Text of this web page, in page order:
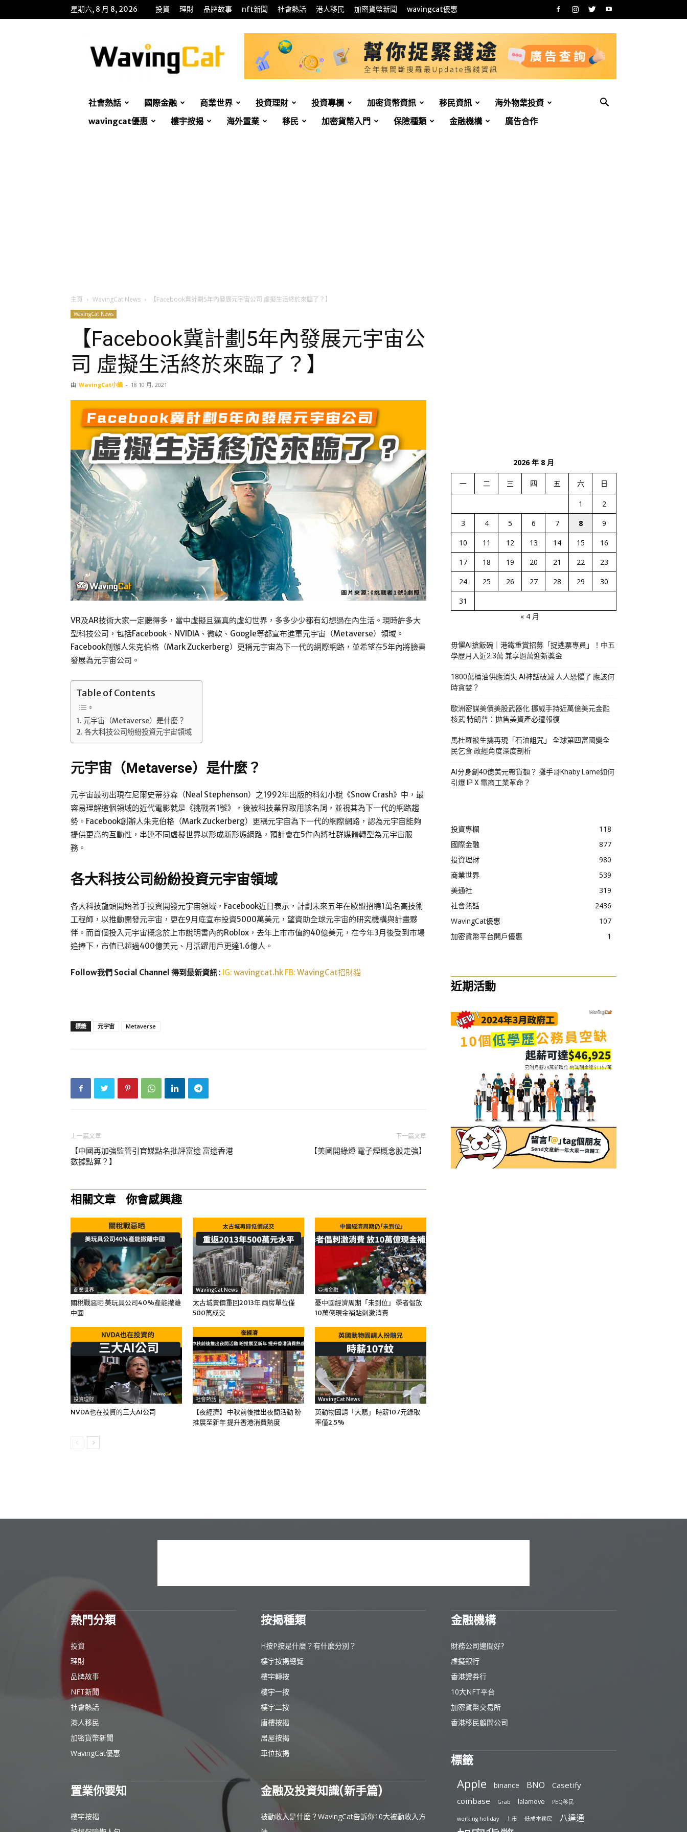
星期六, 8 月 8, 2026 投資 理財 品牌故事 nft新聞 社會熱話 港人移民 加密貨幣新聞 wavingcat優惠
招
財
貓
社會熱話 國際金融 商業世界 投資理財 投資專欄 加密貨幣資訊 移民資訊
海外物業投資
wavingcat優惠
樓宇按揭 海外置業 移民 加密貨幣入門 保險種類 金融機構 廣告合作
主頁 WavingCat News 【Facebook冀計劃5年內發展元宇宙公司 虛擬生活終於來臨了？】
WavingCat News
【Facebook冀計劃5年內發展元宇宙公
司 虛擬生活終於來臨了？】
由 WavingCat小編 - 18 10 月, 2021
VR及AR技術大家一定聽得多，當中虛擬且逼真的虛幻世界，多多少少都有幻想過在內生活。現時許多大
型科技公司，包括Facebook、NVIDIA、微軟、Google等都宣布進軍元宇宙（Metaverse）領域。
Facebook創辦人朱克伯格（Mark Zuckerberg）更稱元宇宙為下一代的網際網路，並希望在5年內將臉書
發展為元宇宙公司。
Table of Contents
元宇宙（Metaverse）是什麼？
各大科技公司紛紛投資元宇宙領域
元宇宙（Metaverse）是什麼？
元宇宙最初出現在尼爾史蒂芬森（Neal Stephenson）之1992年出版的科幻小說《Snow Crash》中，最
容易理解這個領域的近代電影就是《挑戰者1號》，後被科技業界取用該名詞，並視其為下一代的網路趨
勢。Facebook創辦人朱克伯格（Mark Zuckerberg）更稱元宇宙為下一代的網際網路，認為元宇宙能夠
提供更高的互動性，串連不同虛擬世界以形成新形態網路，預計會在5件內將社群媒體轉型為元宇宙服
務。
各大科技公司紛紛投資元宇宙領域
各大科技龍頭開始著手投資開發元宇宙領域，Facebook近日表示，計劃未來五年在歐盟招聘1萬名高技術
工程師，以推動開發元宇宙，更在9月底宣布投資5000萬美元，望資助全球元宇宙的研究機構與計畫夥
伴。而首個投入元宇宙概念於上市說明書內的Roblox，去年上市市值約40億美元，在今年3月後受到市場
追捧下，市值已超過400億美元、月活躍用戶更達1.6億人。
Follow我們 Social Channel 得到最新資訊 : IG: wavingcat.hkFB: WavingCat招財貓
標籤 元宇宙 Metaverse
上一篇文章
【中國再加強監管引官媒點名批評富途 富途香港
數據點算？】
下一篇文章
【美國開綠燈 電子煙概念股走強】
相關文章 你會感興趣
商業世界
關稅戰惡晒 美玩具公司40%產能撤離
中國
WavingCat News
太古城賣價重回2013年 兩房單位僅
500萬成交
亞洲金融
憂中國經濟周期「未到位」 學者倡放
10萬億現金補貼刺激消費
投資理財
NVDA也在投資的三大AI公司
社會熱話
【夜經濟】 中秋前後推出夜間活動 盼
推展至新年 提升香港消費熱度
WavingCat News
英動物園請「大鵰」 時薪107元錄取
率僅2.5%
2026 年 8 月
一 二 三 四 五 六 日
1
2
3
4 5 6 7 8
9
10
11 12 13 14 15
16
17
18 19 20 21 22
23
24
25 26 27 28 29
30
31
« 4 月
毋懼AI搶飯碗｜港鐵重賞招募「捉逃票專員」！中五
學歷月入近2.3萬 兼享過萬迎新獎金
1800萬桶油供應消失 AI神話破滅 人人恐懼了 應該何
時貪婪？
歐洲密謀美債美股武器化 挪威手持近萬億美元金融
核武 特朗普：拋售美資產必遭報復
馬杜羅被生擒再現「石油詛咒」 全球第四富國變全
民乞食 政經角度深度剖析
AI分身創40億美元帶貨額？ 攤手哥Khaby Lame如何
引爆 IP X 電商工業革命？
投資專欄
118
國際金融
877
投資理財
980
商業世界
539
美通社
319
社會熱話
2436
WavingCat優惠
107
加密貨幣平台開戶優惠
1
近期活動
熱門分類
投資
理財
品牌故事
NFT新聞
社會熱話
港人移民
加密貨幣新聞
WavingCat優惠
置業你要知
樓宇按揭
按揭種類
H按P按是什麼？有什麼分別？
樓宇按揭總覽
樓宇轉按
樓宇一按
樓宇二按
唐樓按揭
居屋按揭
車位按揭
金融及投資知識(新手篇)
被動收入是什麼？WavingCat告訴你10大被動收入方
金融機構
財務公司邊間好?
虛擬銀行
香港證券行
10大NFT平台
加密貨幣交易所
香港移民顧問公司
標籤
Apple binance BNO
Casetify
coinbase
Grab lalamove PEQ移民
working holiday 上市 低成本移民 八達通